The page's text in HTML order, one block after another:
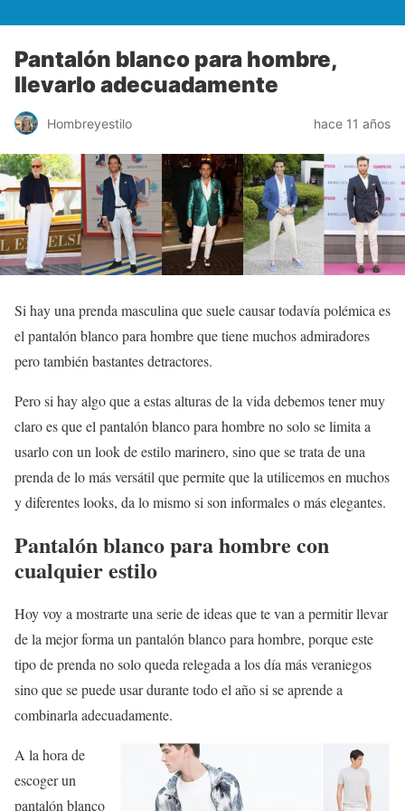
Pantalón blanco para hombre,
llevarlo adecuadamente
Hombreyestilo hace 11 años
Si hay una prenda masculina que suele causar todavía polémica es
el pantalón blanco para hombre que tiene muchos admiradores
pero también bastantes detractores.
Pero si hay algo que a estas alturas de la vida debemos tener muy
claro es que el pantalón blanco para hombre no solo se limita a
usarlo con un look de estilo marinero, sino que se trata de una
prenda de lo más versátil que permite que la utilicemos en muchos
y diferentes looks, da lo mismo si son informales o más elegantes.
Pantalón blanco para hombre con
cualquier estilo
Hoy voy a mostrarte una serie de ideas que te van a permitir llevar
de la mejor forma un pantalón blanco para hombre, porque este
tipo de prenda no solo queda relegada a los día más veraniegos
sino que se puede usar durante todo el año si se aprende a
combinarla adecuadamente.
A la hora de
escoger un
pantalón blanco